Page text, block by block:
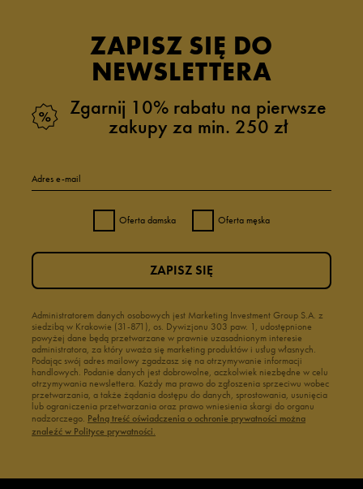
ZAPISZ SIĘ DO
NEWSLETTERA
Zgarnij 10% rabatu na pierwsze
zakupy za min. 250 zł
Adres e-mail
Oferta damska Oferta męska
Administratorem danych osobowych jest Marketing Investment Group S.A. z
siedzibą w Krakowie (31-871), os. Dywizjonu 303 paw. 1, udostępnione
powyżej dane będą przetwarzane w prawnie uzasadnionym interesie
administratora, za który uważa się marketing produktów i usług własnych.
Podając swój adres mailowy zgadzasz się na otrzymywanie informacji
handlowych. Podanie danych jest dobrowolne, aczkolwiek niezbędne w celu
otrzymywania newslettera. Każdy ma prawo do zgłoszenia sprzeciwu wobec
przetwarzania, a także żądania dostępu do danych, sprostowania, usunięcia
lub ograniczenia przetwarzania oraz prawo wniesienia skargi do organu
nadzorczego. Pełną treść oświadczenia o ochronie prywatności można
znaleźć w Polityce prywatności.
ZAPISZ SIĘ